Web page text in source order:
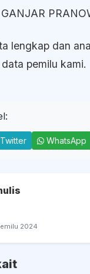
lengkap dan
pemilu kami.
Twitter WhatsApp
2024